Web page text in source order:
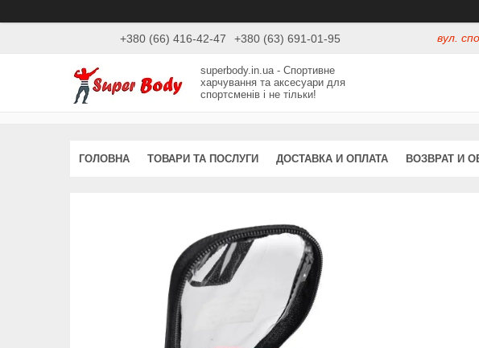
+380 (66) 416-42-47 +380 (63) 691-01-95 вул.
superbody.in.ua - Спортивне
харчування та аксесуари для
спортсменів і не тільки!
ГОЛОВНА ТОВАРИ ТА ПОСЛУГИ ДОСТАВКА И ОПЛАТА ВОЗВРАТ И